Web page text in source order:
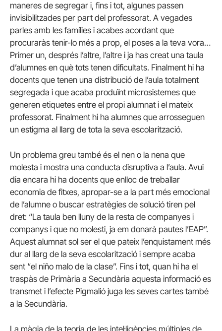
maneres de segregar i, fins i tot, algunes passen
invisibilitzades per part del professorat. A vegades
parles amb les famílies i acabes acordant que
procuraràs tenir-lo més a prop, el poses a la teva vora…
Primer un, després l’altre, l’altre i ja has creat una taula
d’alumnes en què tots tenen dificultats. Finalment hi ha
docents que tenen una distribució de l’aula totalment
segregada i que acaba produïnt microsistemes que
generen etiquetes entre el propi alumnat i el mateix
professorat. Finalment hi ha alumnes que arrosseguen
un estigma al llarg de tota la seva escolarització.
Un problema greu també és el nen o la nena que
molesta i mostra una conducta disruptiva a l’aula. Avui
dia encara hi ha docents que enlloc de treballar
economia de fitxes, apropar-se a la part més emocional
de l’alumne o buscar estratègies de solució tiren pel
dret: “La taula ben lluny de la resta de companyes i
companys i que no molesti, ja em donarà pautes l’EAP”.
Aquest alumnat sol ser el que pateix l’enquistament més
dur al llarg de la seva escolarització i sempre acaba
sent “el niño malo de la clase”. Fins i tot, quan hi ha el
traspàs de Primària a Secundària aquesta informació es
transmet i l’efecte Pigmalió juga les seves cartes també
a la Secundària.